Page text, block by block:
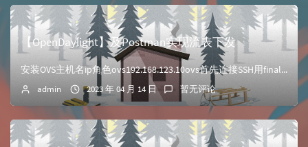
【OpenDaylight】及Postman实现流表下发
安装OVS主机名ip角色ovs192.168.123.10ovs首先连接SSH用finalshell连接，需要提前配置好ip和网卡上传ovs源文件，并解压...
admin 2023 年 04 月 14 日 暂无评论